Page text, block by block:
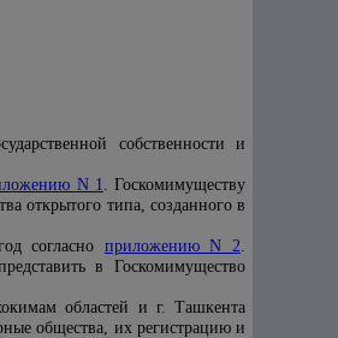
собственности и
N 1. Госкомимуществу
открытого типа, созданного в
согласно приложению N 2.
в Госкомимущество
областей и г. Ташкента
общества, их регистрацию и